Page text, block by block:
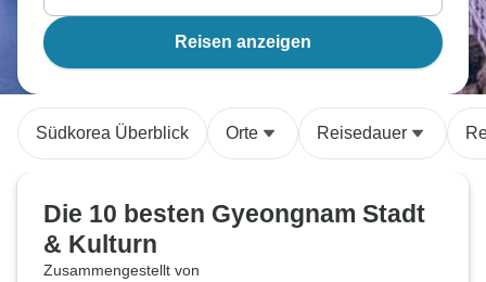
Reisen anzeigen
Südkorea Überblick Orte Reisedauer
Die 10 besten Gyeongnam Stadt
& Kulturn
Zusammengestellt von